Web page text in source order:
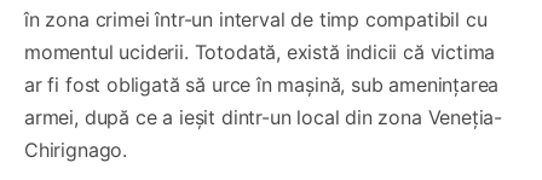
în zona crimei într-un interval de timp compatibil cu
momentul uciderii. Totodată, există indicii că victima
ar fi fost obligată să urce în mașină, sub amenințarea
armei, după ce a ieșit dintr-un local din zona Veneția-
Chirignago.